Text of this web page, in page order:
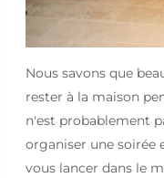
Nous savons que
rester à la maison
n'est probablement
organiser une soirée
vous lancer dans le